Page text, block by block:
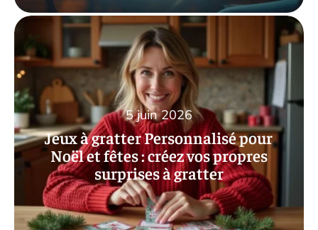
Jeux à gratter Personnalisé pour
Noël et fêtes : créez vos propres
surprises à gratter
5 juin 2026